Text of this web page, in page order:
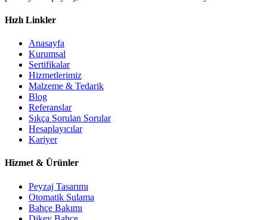
Hızlı Linkler
Anasayfa
Kurumsal
Sertifikalar
Hizmetlerimiz
Malzeme & Tedarik
Blog
Referanslar
Sıkça Sorulan Sorular
Hesaplayıcılar
Kariyer
Hizmet & Ürünler
Peyzaj Tasarımı
Otomatik Sulama
Bahçe Bakımı